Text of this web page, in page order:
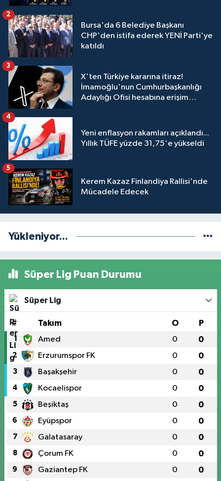
Bursa'da 6 Belediye Başkanı
CHP'den istifa ederek YENİ Parti'ye
katıldı
2
X'ten Türkiye kararına itiraz!
İmamoğlu'nun Cumhurbaşkanlığı
Adaylığı Ofisi hesabına erişim
3
Yeni enflasyon rakamları açıklandı...
Yıllık TÜFE yüzde 31,75'e yükseldi
4
Kerem Kazaz Finlandiya Rallisi'nde
Mücadele Edecek
5
Yükleniyor...
Süper Lig Puan Durumu
Süper Lig
# Takım O P
1 Amed 0 0
2 Erzurumspor FK 0 0
3 Başakşehir 0 0
4 Kocaelispor 0 0
5 Beşiktaş 0 0
6 Eyüpspor 0 0
7 Galatasaray 0 0
8 Çorum FK 0 0
9 Gaziantep FK 0 0